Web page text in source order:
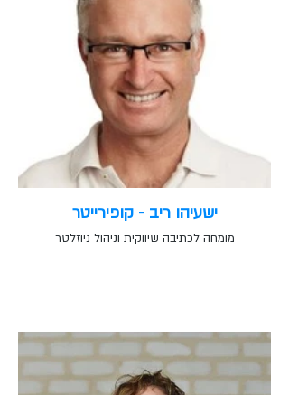
ישעיהו ריב - קופירייטר
מומחה לכתיבה שיווקית וניהול ניוזלטר